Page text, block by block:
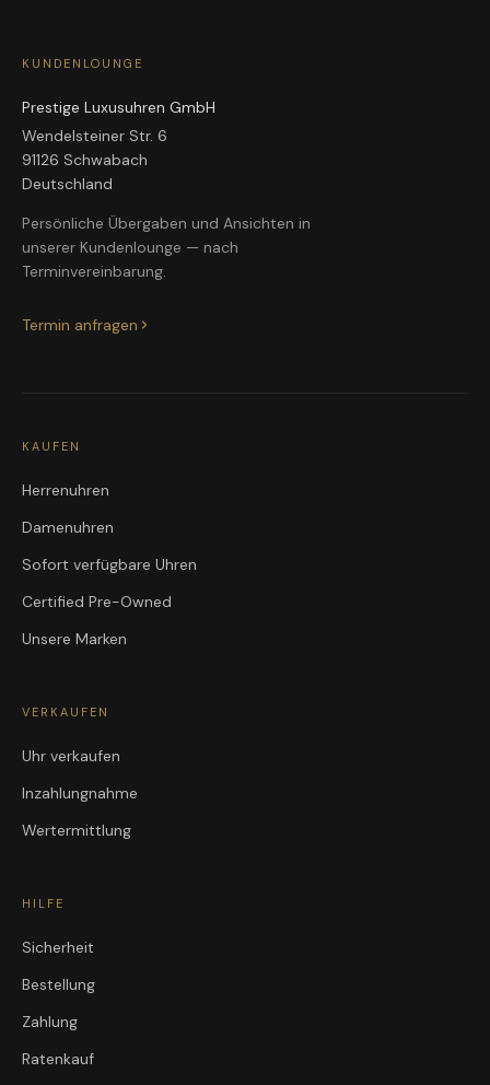
KUNDENLOUNGE
Prestige Luxusuhren GmbH
Wendelsteiner Str. 6
91126 Schwabach
Deutschland
Persönliche Übergaben und Ansichten in
unserer Kundenlounge — nach
Terminvereinbarung.
Termin anfragen
KAUFEN
Herrenuhren
Damenuhren
Sofort verfügbare Uhren
Certified Pre-Owned
Unsere Marken
VERKAUFEN
Uhr verkaufen
Inzahlungnahme
Wertermittlung
HILFE
Sicherheit
Bestellung
Zahlung
Ratenkauf